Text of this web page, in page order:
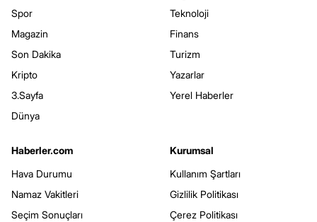
Spor
Magazin
Son Dakika
Kripto
3.Sayfa
Dünya
Teknoloji
Finans
Turizm
Yazarlar
Yerel Haberler
Haberler.com
Hava Durumu
Namaz Vakitleri
Seçim Sonuçları
Kurumsal
Kullanım Şartları
Gizlilik Politikası
Çerez Politikası